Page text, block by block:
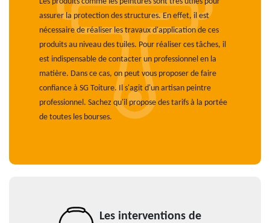
assurer la protection des structures. En effet, il est
nécessaire de réaliser les travaux d'application de ces
produits au niveau des tuiles. Pour réaliser ces tâches, il
est indispensable de contacter un professionnel en la
matière. Dans ce cas, on peut vous proposer de faire
confiance à SG Toiture. Il s'agit d'un artisan peintre
professionnel. Sachez qu'il propose des tarifs à la portée
de toutes les bourses.
Les interventions de